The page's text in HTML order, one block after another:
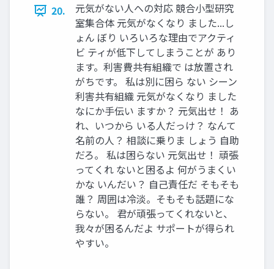
20.
元気がない⼈への対応 競合⼩型研究
室集合体 元気がなくなり ました...し
ょん ぼり いろいろな理由でアクティ
ビ ティが低下してしまうことが あり
ます。利害費共有組織で は放置され
がちです。 私は別に困ら ない シーン
利害共有組織 元気がなくなり ました
なにか⼿伝い ますか？ 元気出せ！ あ
れ、いつから いる⼈だっけ？ なんて
名前の⼈？ 相談に乗りま しょう ⾃助
だろ。 私は困らない 元気出せ！ 頑張
ってくれ ないと困るよ 何がうまくい
かな いんだい？ ⾃⼰責任だ そもそも
誰？ 周囲は冷淡。そもそも話題にな
らない。 君が頑張ってくれないと、
我々が困るんだよ サポートが得られ
やすい。